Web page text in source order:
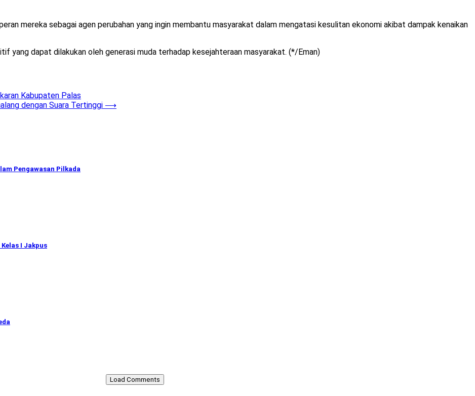
mereka sebagai agen perubahan yang ingin membantu masyarakat dalam mengatasi kesulitan ekonomi akibat dampak kenaikan
yang dapat dilakukan oleh generasi muda terhadap kesejahteraan masyarakat. (*/Eman)
Kabupaten Palas
dengan Suara Tertinggi ⟶
Pengawasan Pilkada
I Jakpus
Load Comments